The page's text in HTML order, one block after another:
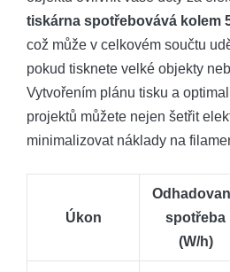
tiskárna spotřebovává kolem​
což může v celkovém​ součtu
pokud tisknete velké objekty⁤
Vytvořením plánu tisku a
projektů můžete nejen ‌šetřit
minimalizovat náklady na
Úkon
spotřeba
(W/h)